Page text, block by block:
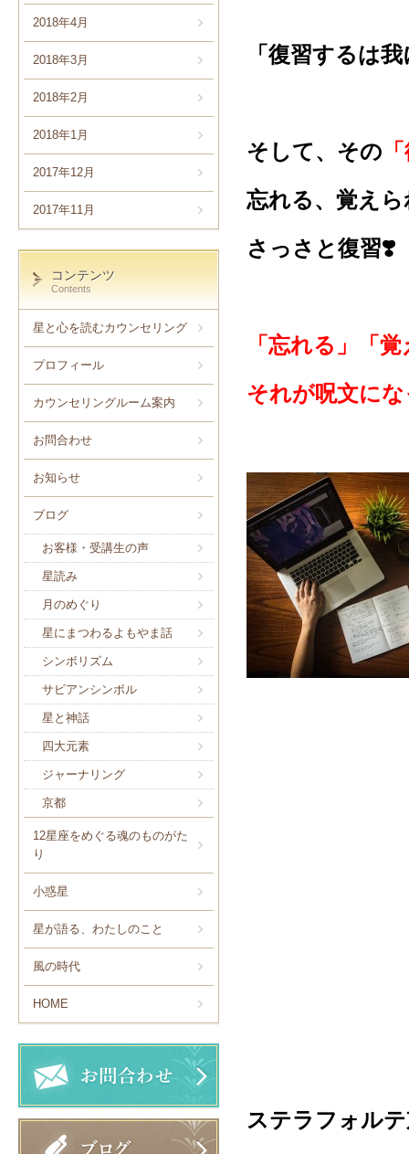
2018年4月
2018年3月
2018年2月
2018年1月
2017年12月
2017年11月
コンテンツ
Contents
星と心を読むカウンセリング
プロフィール
カウンセリングルーム案内
お問合わせ
お知らせ
ブログ
お客様・受講生の声
星読み
月のめぐり
星にまつわるよもやま話
シンボリズム
サビアンシンボル
星と神話
四大元素
ジャーナリング
京都
12星座をめぐる魂のものがた
り
小惑星
星が語る、わたしのこと
風の時代
HOME
「復習するは
そして、その
忘れる、覚え
さっさと復習❣️
「忘れる」「
それが呪文に
ステラフォル